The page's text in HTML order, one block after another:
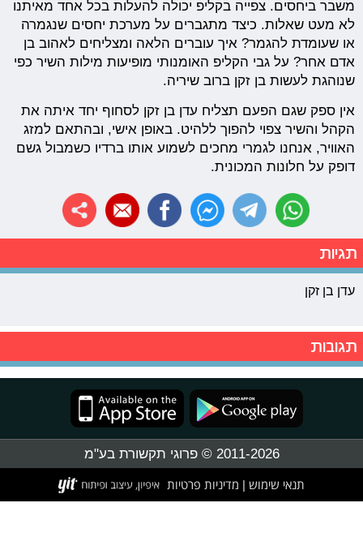
משבר ביחסים. צפייה בקליפ יכולה להעלות בכל אחד מאיתנו
לא מעט שאלות. כיצד מתגברים על מערכת יחסים שנגמרה
או שעומדת להגמר? איך עוברים הלאה ומצליחים לאהוב בן
אדם אחר? על גבי הקליפ האומנותי מופיעות מילות השיר כפי
שנוהגת לעשות בן זקן ברוב שיריה.
אין ספק שגם הפעם תצליח עדן בן זקן לסחוף יחד איתה את
הקהל והשיר צפוי להפוך ללהיט. באופן אישי, ובהתאם למזג
האוויר, אנחנו לגמרי מחכים לשמוע אותו ברדיו כשמבול גשם
דופק על חלונות המכונית.
תגיות
עדן בן זקן
תגובות
2011-2026 © פרוגי תקשורת בע"מ
תנאי שימוש מדיניות פרטיות